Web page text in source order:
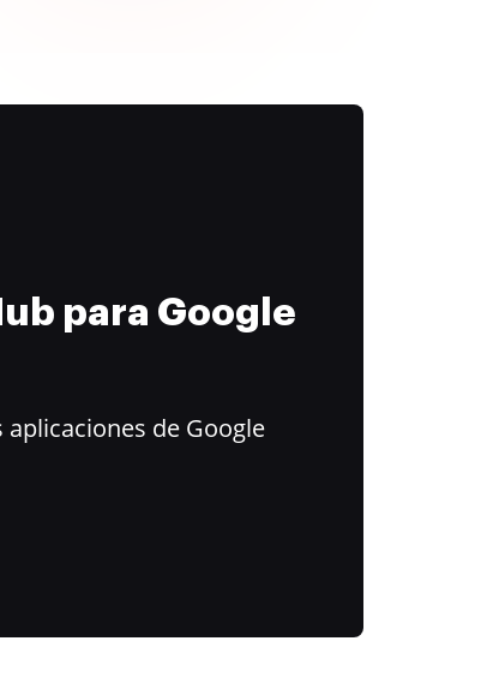
para Google
de Google